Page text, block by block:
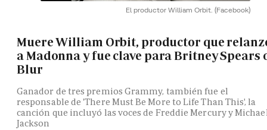
El productor William Orbit. (Facebook)
Muere William Orbit, productor que
a Madonna y fue clave para Britney Spears
Blur
Ganador de tres premios Grammy, también fue el
responsable de 'There Must Be More to Life Than This', la
canción que incluyó las voces de Freddie Mercury y
Jackson